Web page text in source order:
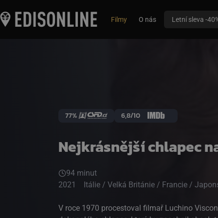
Filmy O nás Letní sleva -
Nejkrásnější chlapec
77% 6,8/10
94 minut
2021
Itálie / Velká Británie / Francie /
V roce 1970 procestoval filmař Luchino